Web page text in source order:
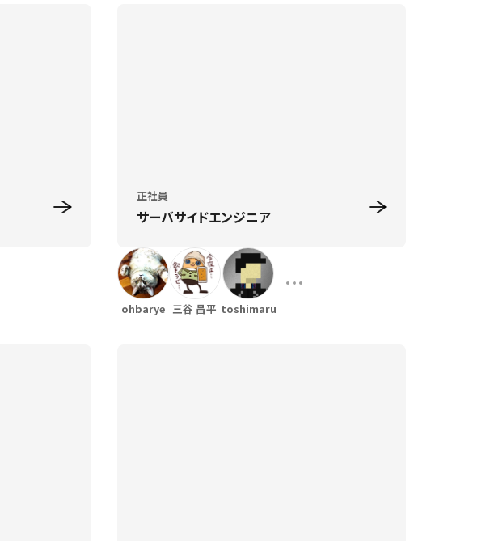
正社員
サーバサイドエンジニア
ohbarye 三谷 昌平 toshimaru